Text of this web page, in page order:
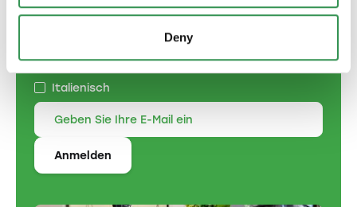
Deny
Geben Sie die Korrespondenzsprache an:
Deutsch
Französisch
Italienisch